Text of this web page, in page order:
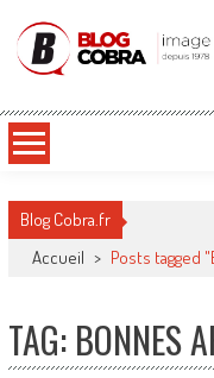
Blog Cobra
Blog Cobra.fr
Accueil > Posts tagged
TAG: BONNES